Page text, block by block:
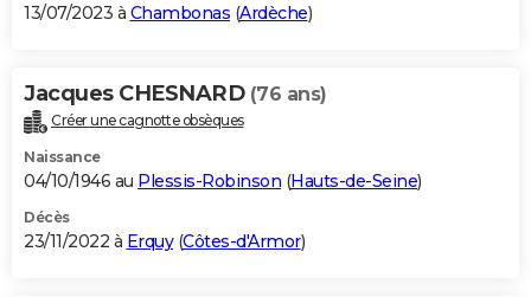
S'inscrire
Se connecter
Lycées
Collèges
Primaires
Universités
Entreprises
Service militaire
Avis de recherche
AVIS DE DÉCÈS
Bricolage
Lifestyle
Culture
Sport
Auto
Television
Voyage
Cinema
13/07/2023 à Chambonas (Ardèche)
Jacques CHESNARD (76 ans)
Créer une cagnotte obsèques
Naissance
04/10/1946 au Plessis-Robinson (Hauts-de-Seine)
Décès
23/11/2022 à Erquy(Côtes-d'Armor)